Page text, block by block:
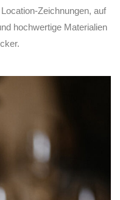
Zeichnungen, auf
hochwertige Materialien